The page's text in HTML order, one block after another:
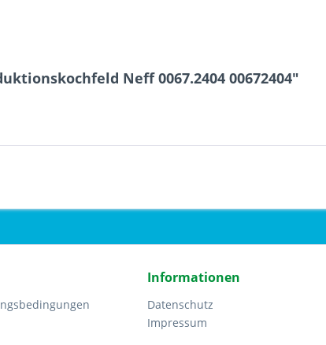
Neff 0067.2404 00672404"
Informationen
Datenschutz
Impressum